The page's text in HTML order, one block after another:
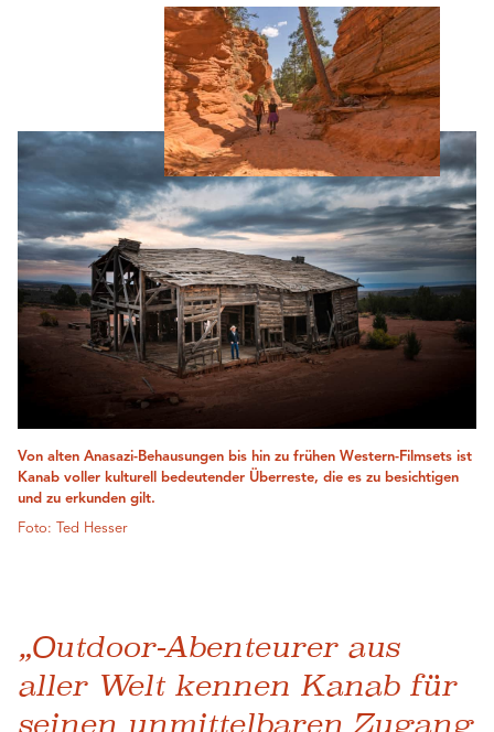
Von alten Anasazi-Behausungen bis hin zu frühen Western-Filmsets ist
Kanab voller kulturell bedeutender Überreste, die es zu besichtigen
und zu erkunden gilt.
Foto: Ted Hesser
„Outdoor-Abenteurer aus
aller Welt kennen Kanab für
seinen unmittelbaren Zugang